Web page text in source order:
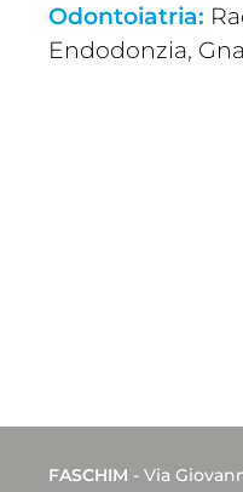
Odontoiatria:
Endodonzia,
FASCHIM - Via